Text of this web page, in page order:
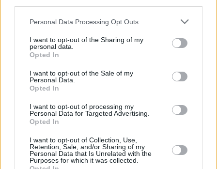
Please note that this website/app uses one or more Google
not limited to your visit or usage behaviour. You may click to
grant or deny consent to Google and its third-party tags to
use your data for below specified purposes in below Google
consent section.
Personal Data Processing Opt Outs
I want to opt-out of the Sharing of my
personal data.
Opted In
I want to opt-out of the Sale of my
Personal Data.
Opted In
I want to opt-out of processing my
Personal Data for Targeted Advertising.
Opted In
I want to opt-out of Collection, Use,
Retention, Sale, and/or Sharing of my
Personal Data that Is Unrelated with the
Purposes for which it was collected.